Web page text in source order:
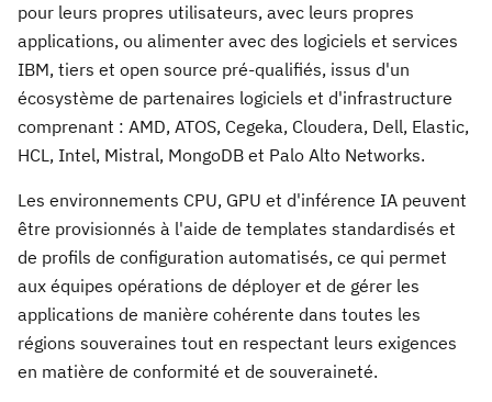
pour leurs propres utilisateurs, avec leurs propres
applications, ou alimenter avec des logiciels et services
IBM, tiers et open source pré-qualifiés, issus d'un
écosystème de partenaires logiciels et d'infrastructure
comprenant : AMD, ATOS, Cegeka, Cloudera, Dell, Elastic,
HCL, Intel, Mistral, MongoDB et Palo Alto Networks.
Les environnements CPU, GPU et d'inférence IA peuvent
être provisionnés à l'aide de templates standardisés et
de profils de configuration automatisés, ce qui permet
aux équipes opérations de déployer et de gérer les
applications de manière cohérente dans toutes les
régions souveraines tout en respectant leurs exigences
en matière de conformité et de souveraineté.